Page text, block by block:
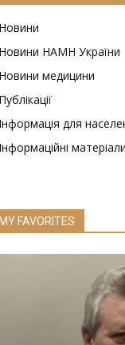
Новини
Новини НАМН України
Новини медицини
Публікації
Інформація для
Інформаційні матеріали
MY FAVORITES